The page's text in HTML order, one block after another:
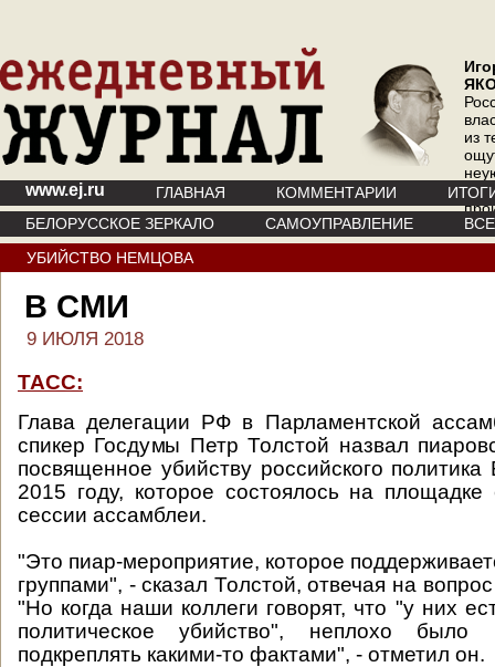
из
где
www.ej.ru ГЛАВНАЯ КОММЕНТАРИИ
БЕЛОРУССКОЕ ЗЕРКАЛО
САМОУПРАВЛЕНИЕ
УБИЙСТВО НЕМЦОВА
В СМИ
9 ИЮЛЯ 2018
ТАСС:
Глава делегации РФ в Парламентской
спикер Госдумы Петр Толстой назвал
посвященное убийству российского
2015 году, которое состоялось на площадке
сессии ассамблеи.
"Это пиар-мероприятие, которое
группами", - сказал Толстой, отвечая на
"Но когда наши коллеги говорят, что "у них
политическое убийство", неплохо
подкреплять какими-то фактами", - отметил он.